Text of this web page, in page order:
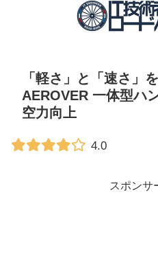
「軽さ」と「速さ」
AEROVER 一体型ハ
空力向上
4.0
スポンサ